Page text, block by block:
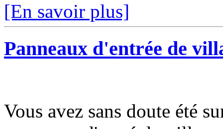
[En savoir plus]
Panneaux d'entrée de
Vous avez sans doute été